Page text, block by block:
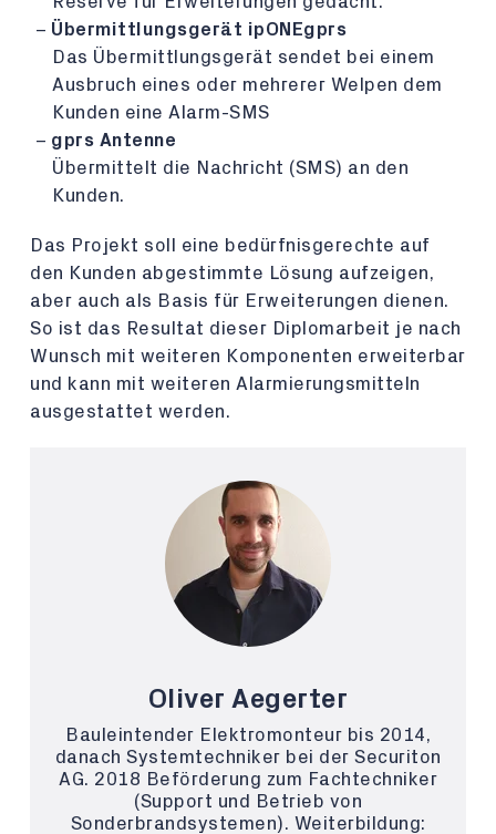
Übermittlungsgerät ipONEgprs
Das Übermittlungsgerät sendet bei einem
Ausbruch eines oder mehrerer Welpen dem
Kunden eine Alarm-SMS
gprs Antenne
Übermittelt die Nachricht (SMS) an den
Kunden.
Das Projekt soll eine bedürfnisgerechte auf
den Kunden abgestimmte Lösung aufzeigen,
aber auch als Basis für Erweiterungen dienen.
So ist das Resultat dieser Diplomarbeit je nach
Wunsch mit weiteren Komponenten erweiterbar
und kann mit weiteren Alarmierungsmitteln
ausgestattet werden.
Oliver Aegerter
Bauleintender Elektromonteur bis 2014,
danach Systemtechniker bei der Securiton
AG. 2018 Beförderung zum Fachtechniker
(Support und Betrieb von
Sonderbrandsystemen). Weiterbildung: